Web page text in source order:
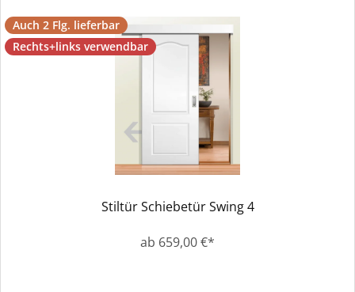
Auch 2 Flg. lieferbar
Rechts+links verwendbar
Stiltür Schiebetür Swing 4
ab 659,00 €*